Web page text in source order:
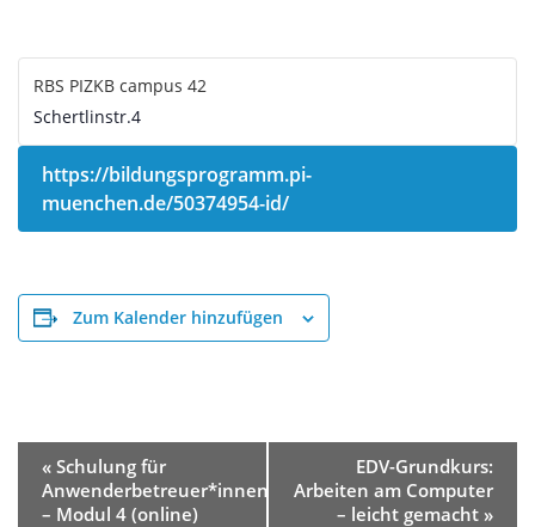
RBS PIZKB campus 42
Schertlinstr.4
https://bildungsprogramm.pi-
muenchen.de/50374954-id/
Zum Kalender hinzufügen
Veranstaltung-
Navigation
« Schulung für
Anwenderbetreuer*innen
– Modul 4 (online)
EDV-Grundkurs:
Arbeiten am Computer
– leicht gemacht »